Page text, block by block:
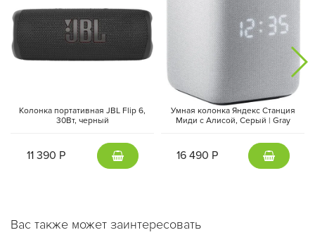
Колонка портативная JBL Flip 6,
30Вт, черный
11 390 Р
Умная колонка Яндекс Станция
Миди с Алисой, Cерый | Gray
16 490 Р
Вас также может заинтересовать